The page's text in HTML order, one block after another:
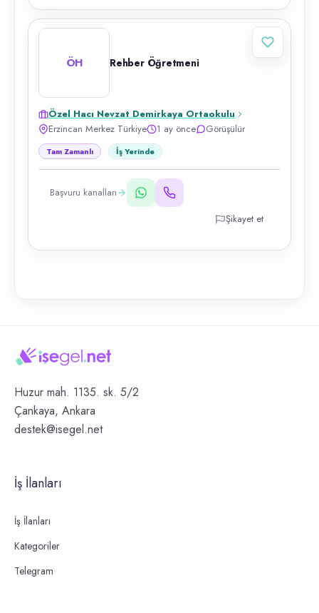
ÖH Rehber Öğretmeni
Özel Hacı Nevzat Demirkaya Ortaokulu
Erzincan Merkez Türkiye
1 ay önce Görüşülür
Tam Zamanlı İş Yerinde
Başvuru kanalları
Şikayet et
Huzur mah. 1135. sk. 5/2
Çankaya, Ankara
destek@isegel.net
İş İlanları
İş İlanları
Kategoriler
Telegram